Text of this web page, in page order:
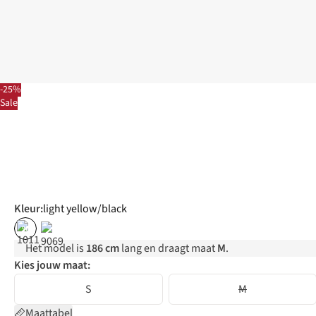
-25%
Sale
Kleur:light yellow/black
%
Het model is 186 cmlang en draagt maatM.
Kies jouw maat:
S
M